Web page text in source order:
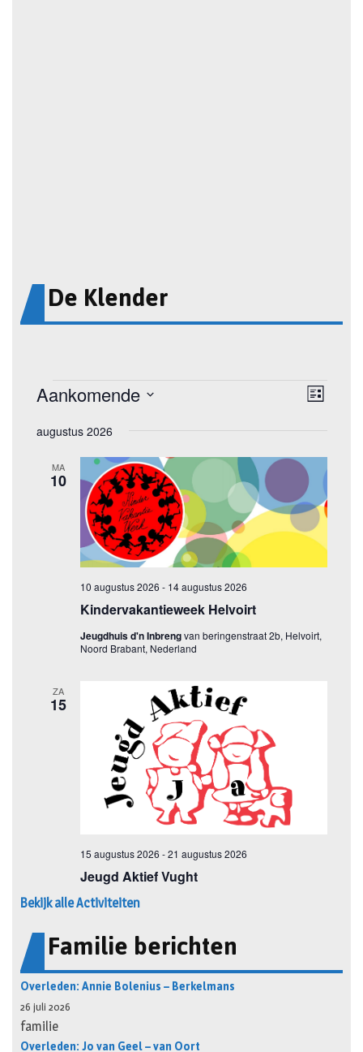
De Klender
Bekijk alle Activiteiten
Familie berichten
Overleden: Annie Bolenius – Berkelmans
26 juli 2026
familie
Overleden: Jo van Geel – van Oort